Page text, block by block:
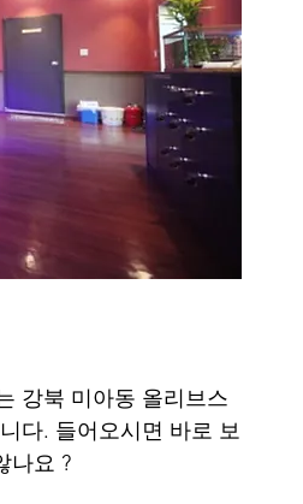
강북 미아동 올리브스
다. 들어오시면 바로 보
나요 ?